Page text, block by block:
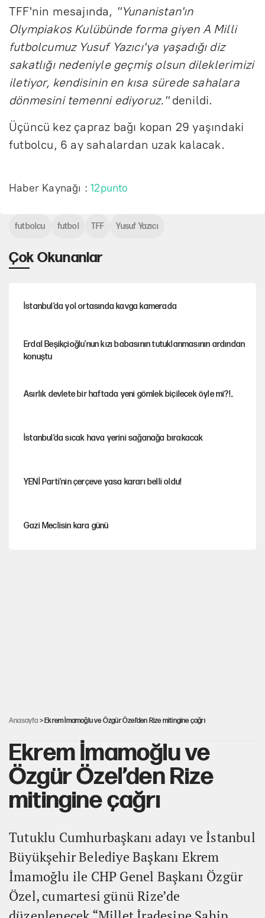
TFF'nin mesajında, "Yunanistan'ın
Olympiakos Kulübünde forma giyen A Milli
futbolcumuz Yusuf Yazıcı'ya yaşadığı diz
sakatlığı nedeniyle geçmiş olsun dileklerimizi
iletiyor, kendisinin en kısa sürede sahalara
dönmesini temenni ediyoruz."denildi.
Üçüncü kez çapraz bağı kopan 29 yaşındaki
futbolcu, 6 ay sahalardan uzak kalacak.
Haber Kaynağı :12punto
Çok Okunanlar
İstanbul’da yol ortasında kavga kamerada
Erdal Beşikçioğlu'nun kızı babasının tutuklanmasının ardından
konuştu
Asırlık devlete bir haftada yeni gömlek biçilecek öyle mi?!..
İstanbul’da sıcak hava yerini sağanağa bırakacak
YENİ Parti'nin çerçeve yasa kararı belli oldu!
Gazi Meclisin kara günü
futbolcu futbol TFF Yusuf Yazıcı
Anasayfa > Ekrem İmamoğlu ve Özgür Özel’den Rize mitingine çağrı
Ekrem İmamoğlu ve
Özgür Özel’den Rize
mitingine çağrı
Tutuklu Cumhurbaşkanı adayı ve İstanbul
Büyükşehir Belediye Başkanı Ekrem
İmamoğlu ile CHP Genel Başkanı Özgür
Özel, cumartesi günü Rize’de